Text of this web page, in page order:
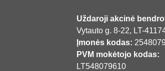
Uždaroji akcinė
Vytauto g. 8-22, LT-
Įmonės kodas:
PVM mokėtojo kodas:
LT548079610